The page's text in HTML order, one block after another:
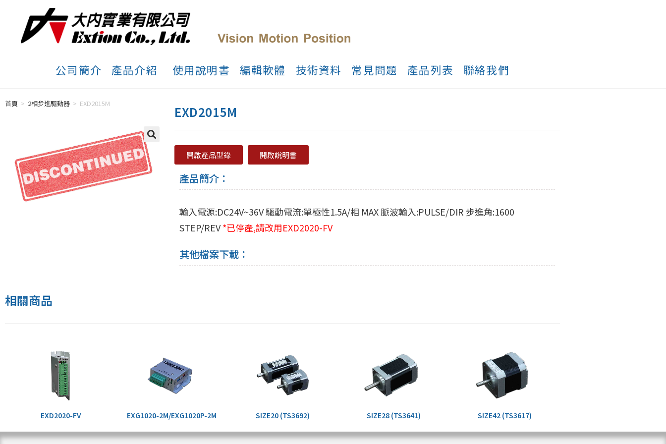
公司簡介 產品介紹 使用說明書 編輯軟體 技術資料 常見問題 產品列表 聯絡我們
首頁 > 2相步進驅動器 > EXD2015M EXD2015M
開啟產品型錄 開啟說明書
產品簡介：
輸入電源:DC24V~36V 驅動電流:單極性1.5A/相 MAX 脈波輸入:PULSE/DIR 步進角:1600
STEP/REV*已停產,請改用EXD2020-FV
其他檔案下載：
相關商品
EXD2020-FV EXG1020-2M/EXG1020P-2M SIZE20 (TS3692) SIZE28 (TS3641) SIZE42 (TS3617)